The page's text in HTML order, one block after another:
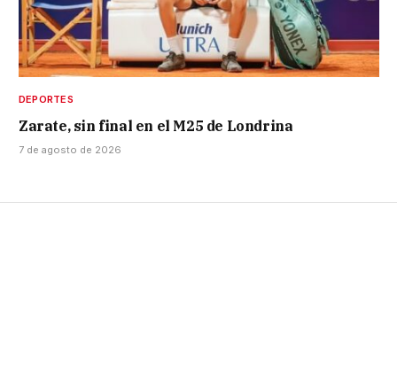
DEPORTES
Zarate, sin final en el M25 de Londrina
7 de agosto de 2026